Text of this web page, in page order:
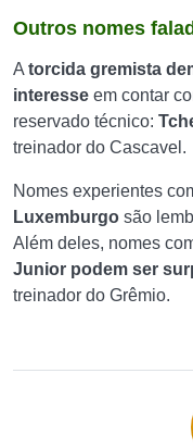
Outros nomes
A torcida gremista
interesse em contar
reservado técnico:
treinador do Cascavel.
Nomes experientes
Luxemburgo são
Além deles, nomes
Junior podem ser
treinador do Grêmio.